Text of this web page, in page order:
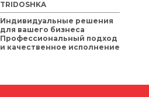
TRIDOSHKA
Индивидуальные решения
для вашего бизнеса
Профессиональный подход
и качественное исполнение